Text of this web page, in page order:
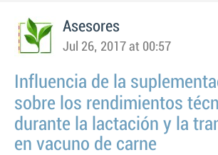
Asesores
Jul 26, 2017 at 00:57
Influencia de la
sobre los rendimientos
durante la lactación y la
en vacuno de carne